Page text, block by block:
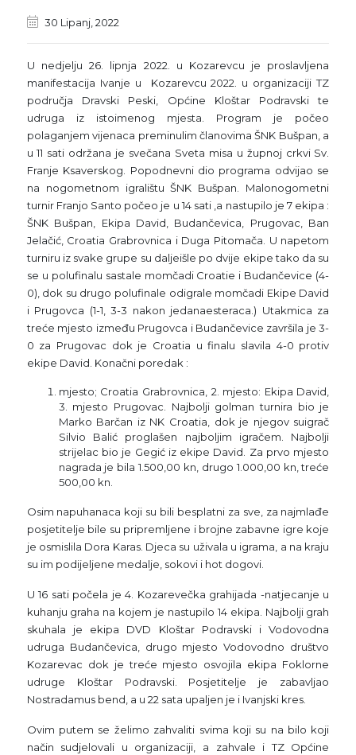
30 Lipanj, 2022
U nedjelju 26. lipnja 2022. u Kozarevcu je proslavljena
manifestacija Ivanje u Kozarevcu 2022. u organizaciji TZ
područja Dravski Peski, Općine Kloštar Podravski te
udruga iz istoimenog mjesta. Program je počeo
polaganjem vijenaca preminulim članovima ŠNK Bušpan, a
u 11 sati održana je svečana Sveta misa u župnoj crkvi Sv.
Franje Ksaverskog. Popodnevni dio programa odvijao se
na nogometnom igralištu ŠNK Bušpan. Malonogometni
turnir Franjo Santo počeo je u 14 sati ,a nastupilo je 7 ekipa :
ŠNK Bušpan, Ekipa David, Budančevica, Prugovac, Ban
Jelačić, Croatia Grabrovnica i Duga Pitomača. U napetom
turniru iz svake grupe su daljeišle po dvije ekipe tako da su
se u polufinalu sastale momčadi Croatie i Budančevice (4-
0), dok su drugo polufinale odigrale momčadi Ekipe David
i Prugovca (1-1, 3-3 nakon jedanaesteraca.) Utakmica za
treće mjesto između Prugovca i Budančevice završila je 3-
0 za Prugovac dok je Croatia u finalu slavila 4-0 protiv
ekipe David. Konačni poredak :
mjesto; Croatia Grabrovnica, 2. mjesto: Ekipa David,
3. mjesto Prugovac. Najbolji golman turnira bio je
Marko Barčan iz NK Croatia, dok je njegov suigrač
Silvio Balić proglašen najboljim igračem. Najbolji
strijelac bio je Gegić iz ekipe David. Za prvo mjesto
nagrada je bila 1.500,00 kn, drugo 1.000,00 kn, treće
500,00 kn.
Osim napuhanaca koji su bili besplatni za sve, za najmlađe
posjetitelje bile su pripremljene i brojne zabavne igre koje
je osmislila Dora Karas. Djeca su uživala u igrama, a na kraju
su im podijeljene medalje, sokovi i hot dogovi.
U 16 sati počela je 4. Kozarevečka grahijada -natjecanje u
kuhanju graha na kojem je nastupilo 14 ekipa. Najbolji grah
skuhala je ekipa DVD Kloštar Podravski i Vodovodna
udruga Budančevica, drugo mjesto Vodovodno društvo
Kozarevac dok je treće mjesto osvojila ekipa Foklorne
udruge Kloštar Podravski. Posjetitelje je zabavljao
Nostradamus bend, a u 22 sata upaljen je i Ivanjski kres.
Ovim putem se želimo zahvaliti svima koji su na bilo koji
način sudjelovali u organizaciji, a zahvale i TZ Općine